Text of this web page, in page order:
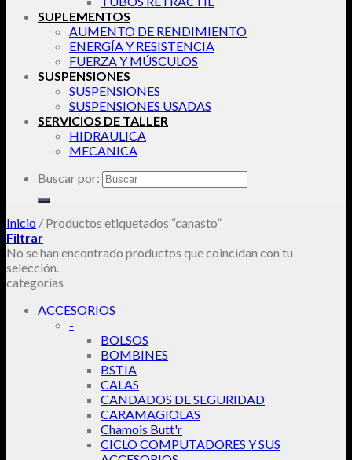
SUPLEMENTOS
AUMENTO DE RENDIMIENTO
ENERGÍA Y RESISTENCIA
FUERZA Y MÚSCULOS
SUSPENSIONES
SUSPENSIONES
SUSPENSIONES USADAS
SERVICIOS DE TALLER
HIDRAULICA
MECANICA
Buscar por:
Inicio / Productos etiquetados “canasto”
Filtrar
No se han encontrado productos que coincidan con tu
selección.
categorias
ACCESORIOS
-
BOLSOS
BOMBINES
BSTIA
CALAS
CANDADOS DE SEGURIDAD
CARAMAGIOLAS
Chamois Butt'r
CICLO COMPUTADORES Y SUS